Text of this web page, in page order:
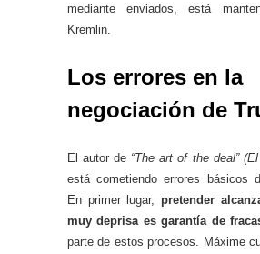
mediante enviados, está
Kremlin.
Los errores en la
negociación de
El autor de “The art of the deal”
está cometiendo errores básicos
En primer lugar, pretender
muy deprisa es garantía de
parte de estos procesos. Máxime